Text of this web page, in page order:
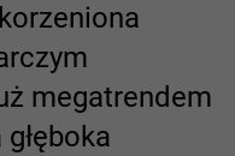
megatrendem